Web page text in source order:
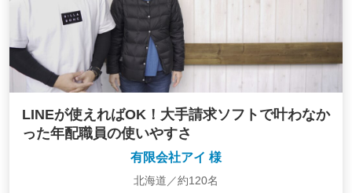
LINEが使えればOK！大手請求ソフトで叶わなか
った年配職員の使いやすさ
有限会社アイ 様
北海道／約120名